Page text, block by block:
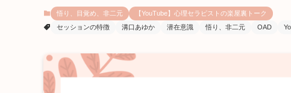
悟り、目覚め、非二元
【YouTube】心理セラピストの楽屋裏トーク
セッションの特徴
溝口あゆか 潜在意識 悟り、非二元 OAD